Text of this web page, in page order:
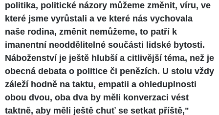
politika, politické názory můžeme změnit, víru, ve
které jsme vyrůstali a ve které nás vychovala
naše rodina, změnit nemůžeme, to patří k
imanentní neoddělitelné součásti lidské bytosti.
Náboženství je ještě hlubší a citlivější téma, než je
obecná debata o politice či penězích. U stolu vždy
záleží hodně na taktu, empatii a ohleduplnosti
obou dvou, oba dva by měli konverzaci vést
taktně, aby měli ještě chuť se setkat příště,"